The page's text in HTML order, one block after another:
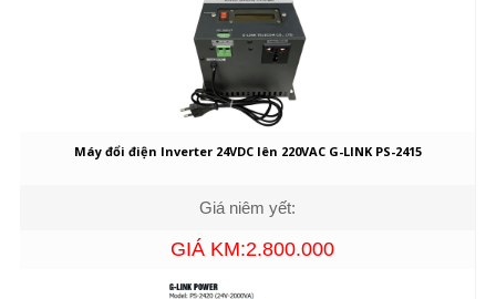
Máy đổi điện Inverter 24VDC lên 220VAC G-LINK PS-2415
Giá niêm yết:
GIÁ KM:2.800.000